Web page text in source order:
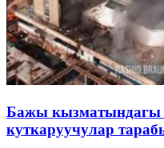
Бажы кызматындагы
куткаруучулар